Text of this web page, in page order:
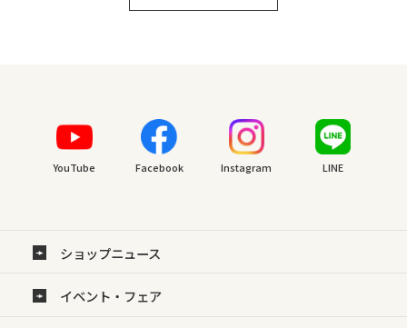
YouTube Facebook Instagram LINE
ショップニュース
イベント・フェア